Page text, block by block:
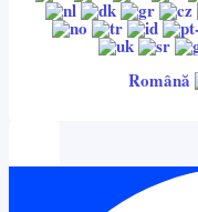
Română